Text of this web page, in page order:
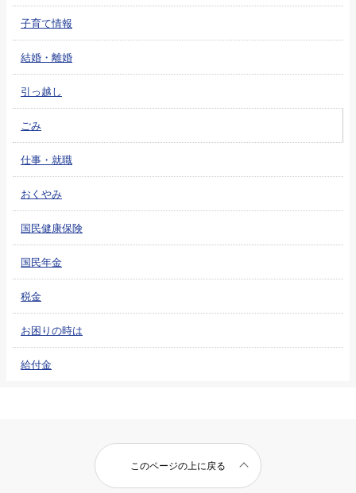
子育て情報
結婚・離婚
引っ越し
ごみ
仕事・就職
おくやみ
国民健康保険
国民年金
税金
お困りの時は
給付金
このページの上に戻る